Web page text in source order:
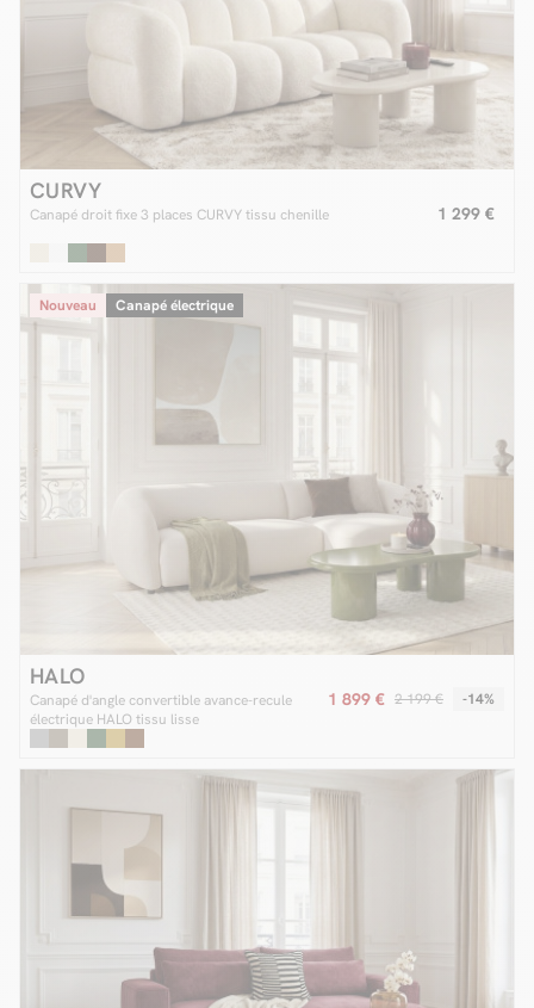
CURVY
Canapé droit fixe 3 places CURVY tissu chenille 1 299 €
Nouveau Canapé électrique
HALO
Canapé d'angle convertible avance-recule
électrique HALO tissu lisse
1 899 € 2 199 € -14%